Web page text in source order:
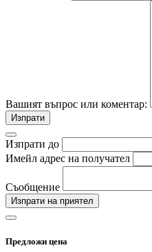
Вашият въпрос или коментар:
Изпрати
Изпрати до
Имейл адрес на получател
Съобщение
Изпрати на приятел
Предложи цена